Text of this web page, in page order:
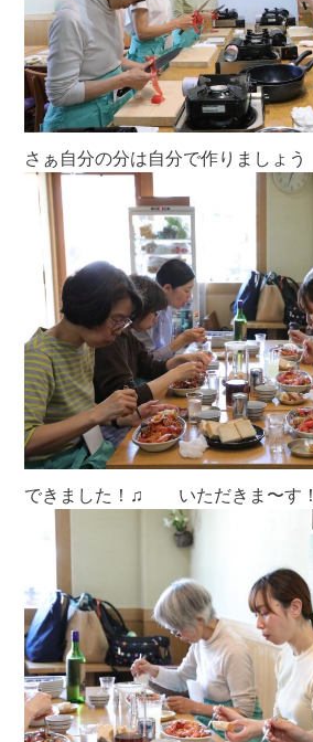
さぁ自分の分は自分で作りましょう
できました！♫ いただきま〜す！